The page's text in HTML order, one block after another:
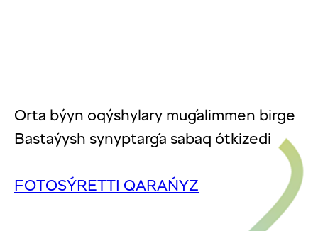
Orta býyn oqýshylary muǵalimmen birge
Bastaýysh synyptarǵa sabaq ótkizedi
FOTOSÝRETTI QARAŃYZ